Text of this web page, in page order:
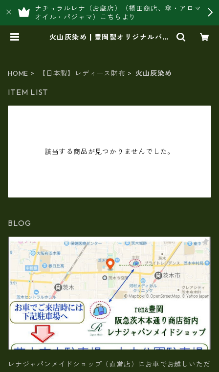
ナチュラルレナ（お蔵店）（槙田商店、傘・アロマ
オイル・パジャマ）こちらより
火山灰染め | 豊岡製オリジナルバッ
HOME
【日本製】レディース財布 火山灰染め
ITEM LIST
該当する商品が見つかりませんでした。
BLOG
レナジャパンメイドショップ（直営店）にお車でお越しいただ